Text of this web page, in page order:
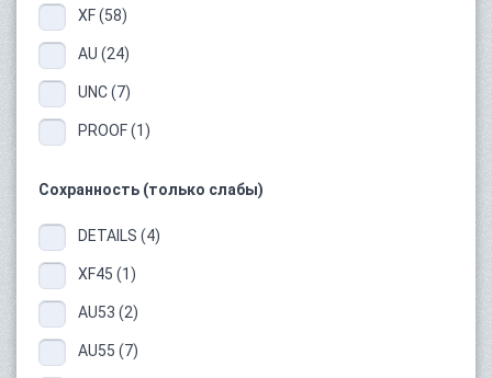
XF (58)
AU (24)
UNC (7)
PROOF (1)
Сохранность (только слабы)
DETAILS (4)
XF45 (1)
AU53 (2)
AU55 (7)